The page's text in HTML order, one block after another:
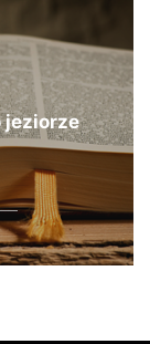
jeziorze